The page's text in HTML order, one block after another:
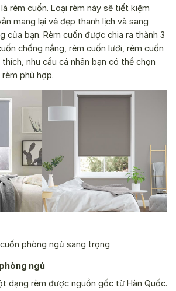
rèm cuốn. Loại rèm này sẽ tiết kiệm
mang lại vẻ đẹp thanh lịch và sang
của bạn. Rèm cuốn được chia ra thành 3
chống nắng, rèm cuốn lưới, rèm cuốn
nhu cầu cá nhân bạn có thể chọn
phù hợp.
phòng ngủ sang trọng
ngủ
dạng rèm được nguồn gốc từ Hàn Quốc.